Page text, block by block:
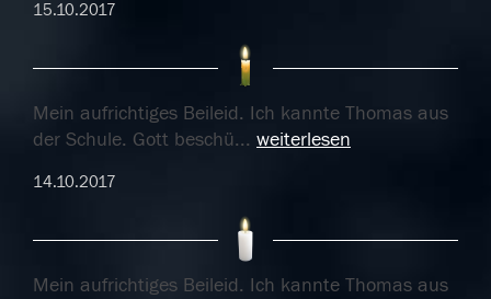
15.10.2017
Mein aufrichtiges Beileid. Ich kannte Thomas aus
der Schule. Gott beschü... weiterlesen
14.10.2017
Mein aufrichtiges Beileid. Ich kannte Thomas aus